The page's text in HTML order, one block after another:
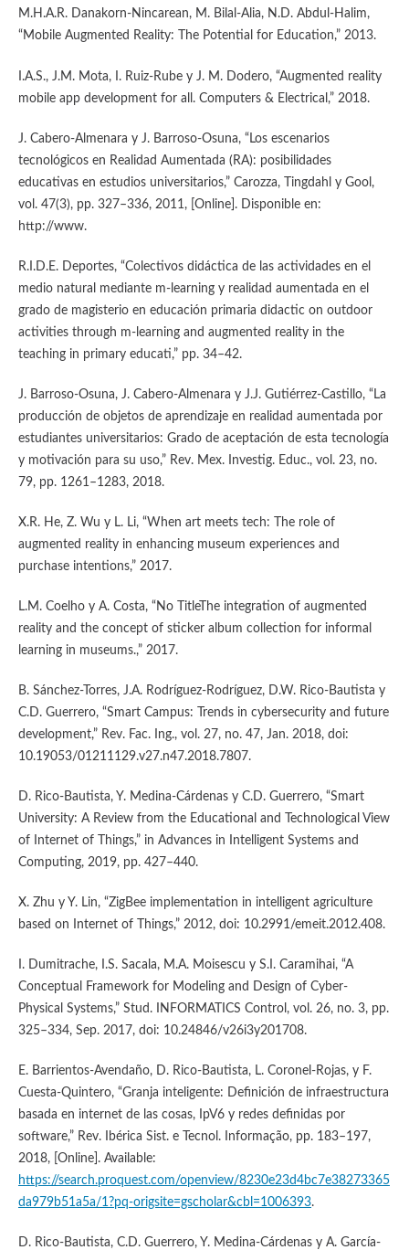
M.H.A.R. Danakorn-Nincarean, M. Bilal-Alia, N.D. Abdul-Halim,
“Mobile Augmented Reality: The Potential for Education,” 2013.
I.A.S., J.M. Mota, I. Ruiz-Rube y J. M. Dodero, “Augmented reality
mobile app development for all. Computers & Electrical,” 2018.
J. Cabero-Almenara y J. Barroso-Osuna, “Los escenarios
tecnológicos en Realidad Aumentada (RA): posibilidades
educativas en estudios universitarios,” Carozza, Tingdahl y Gool,
vol. 47(3), pp. 327–336, 2011, [Online]. Disponible en:
http://www.
R.I.D.E. Deportes, “Colectivos didáctica de las actividades en el
medio natural mediante m-learning y realidad aumentada en el
grado de magisterio en educación primaria didactic on outdoor
activities through m-learning and augmented reality in the
teaching in primary educati,” pp. 34–42.
J. Barroso-Osuna, J. Cabero-Almenara y J.J. Gutiérrez-Castillo, “La
producción de objetos de aprendizaje en realidad aumentada por
estudiantes universitarios: Grado de aceptación de esta tecnología
y motivación para su uso,” Rev. Mex. Investig. Educ., vol. 23, no.
79, pp. 1261–1283, 2018.
X.R. He, Z. Wu y L. Li, “When art meets tech: The role of
augmented reality in enhancing museum experiences and
purchase intentions,” 2017.
L.M. Coelho y A. Costa, “No TitleThe integration of augmented
reality and the concept of sticker album collection for informal
learning in museums.,” 2017.
B. Sánchez-Torres, J.A. Rodríguez-Rodríguez, D.W. Rico-Bautista y
C.D. Guerrero, “Smart Campus: Trends in cybersecurity and future
development,” Rev. Fac. Ing., vol. 27, no. 47, Jan. 2018, doi:
10.19053/01211129.v27.n47.2018.7807.
D. Rico-Bautista, Y. Medina-Cárdenas y C.D. Guerrero, “Smart
University: A Review from the Educational and Technological View
of Internet of Things,” in Advances in Intelligent Systems and
Computing, 2019, pp. 427–440.
X. Zhu y Y. Lin, “ZigBee implementation in intelligent agriculture
based on Internet of Things,” 2012, doi: 10.2991/emeit.2012.408.
I. Dumitrache, I.S. Sacala, M.A. Moisescu y S.I. Caramihai, “A
Conceptual Framework for Modeling and Design of Cyber-
Physical Systems,” Stud. INFORMATICS Control, vol. 26, no. 3, pp.
325–334, Sep. 2017, doi: 10.24846/v26i3y201708.
E. Barrientos-Avendaño, D. Rico-Bautista, L. Coronel-Rojas, y F.
Cuesta-Quintero, “Granja inteligente: Definición de infraestructura
basada en internet de las cosas, IpV6 y redes definidas por
software,” Rev. Ibérica Sist. e Tecnol. Informação, pp. 183–197,
2018, [Online]. Available:
https://search.proquest.com/openview/8230e23d4bc7e38273365
da979b51a5a/1?pq-origsite=gscholar&cbl=1006393.
D. Rico-Bautista, C.D. Guerrero, Y. Medina-Cárdenas y A. García-